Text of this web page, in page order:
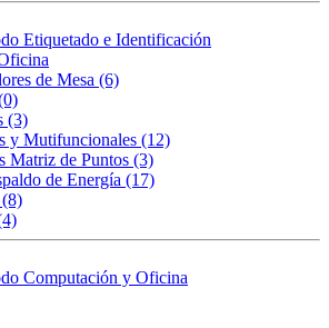
Etiquetado e Identificación
de Mesa (6)
(3)
y Mutifuncionales (12)
Matriz de Puntos (3)
de Energía (17)
Computación y Oficina